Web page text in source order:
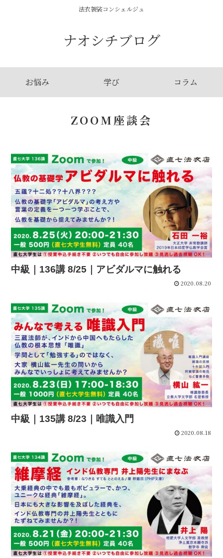
法衣袈裟コンシェルジュ
ナオシチブログ
お悩み 学び コラム
ZOOM座談会
中級｜136講 8/25｜アビダルマに触れる
2020.08.20
中級｜135講 8/23｜唯識入門
2020.08.18